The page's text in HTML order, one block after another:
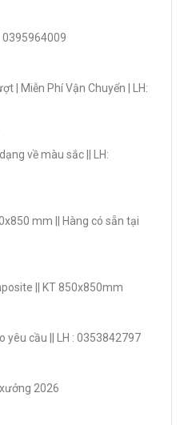
0395964009
| Miễn Phí Vận Chuyển | LH:
về màu sắc || LH:
mm || Hàng có sẵn tại
|| KT 850x850mm
yêu cầu || LH : 0353842797
2026